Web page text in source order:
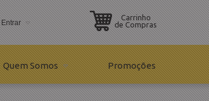
Entrar
Carrinho
de Compras
Quem Somos Promoções